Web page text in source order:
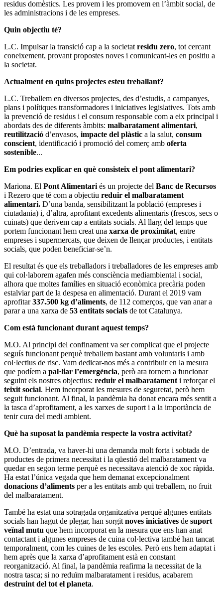
residus domèstics. Les provem i les promovem en l’àmbit social, de
les administracions i de les empreses.
Quin objectiu té?
L.C. Impulsar la transició cap a la societatresidu zero, tot cercant
coneixement, provant propostes noves i comunicant-les en positiu a
la societat.
Actualment en quins projectes esteu treballant?
L.C. Treballem en diversos projectes, des d’estudis, a campanyes,
plans i polítiques transformadores i iniciatives legislatives. Tots amb
la prevenció de residus i el consum responsable com a eix principal i
abordats des de diferents àmbits: malbaratament alimentari,
reutilització d’envasos, impacte del plàstic a la salut, consum
conscient, identificació i promoció del comerç amb oferta
sostenible...
Em podries explicar en què consisteix el pont alimentari?
Mariona. El Pont Alimentariés un projecte del Banc de Recursos
i Rezero que té com a objectiu reduir el malbaratament
alimentari. D’una banda, sensibilitzant la població (empreses i
ciutadania) i, d’altra, aprofitant excedents alimentaris (frescos, secs o
cuinats) que derivem cap a entitats socials. Al llarg del temps que
portem funcionant hem creat una xarxa de proximitat, entre
empreses i supermercats, que deixen de llençar productes, i entitats
socials, que poden beneficiar-se’n.
El resultat és que els treballadors i treballadores de les empreses amb
qui col·laborem agafen més consciència mediambiental i social,
alhora que moltes famílies en situació econòmica precària poden
estalviar part de la despesa en alimentació. Durant el 2019 vam
aprofitar337.500 kg d’aliments, de 112 comerços, que van anar a
parar a una xarxa de 53 entitats socials de tot Catalunya.
Com està funcionant durant aquest temps?
M.O. Al principi del confinament va ser complicat que el projecte
seguís funcionant perquè treballem bastant amb voluntaris i amb
col·lectius de risc. Vam dedicar-nos més a contribuir en la mesura
que podíem a pal·liar l’emergència, però ara tornem a funcionar
seguint els nostres objectius: reduir el malbaratamenti reforçar el
teixit social. Hem incorporat les mesures de seguretat, però hem
seguit funcionant. Al final, la pandèmia ha donat encara més sentit a
la tasca d’aprofitament, a les xarxes de suport i a la importància de
tenir cura del medi ambient.
Què ha suposat la pandèmia respecte la vostra activitat?
M.O. D’entrada, va haver-hi una demanda molt forta i sobtada de
productes de primera necessitat i la qüestió del malbaratament va
quedar en segon terme perquè es necessitava atenció de xoc ràpida.
Ha estat l’única vegada que hem demanat excepcionalment
donacions d’aliments per a les entitats amb qui treballem, no fruit
del malbaratament.
També ha estat una sotragada organitzativa perquè algunes entitats
socials han hagut de plegar, han sorgitnoves iniciatives de suport
veïnal mutu que hem incorporat en la mesura que ens han anat
contactant i algunes empreses de cuina col·lectiva també han tancat
temporalment, com les cuines de les escoles. Però ens hem adaptat i
hem après que la xarxa d’aprofitament està en constant
reorganització. Al final, la pandèmia reafirma la necessitat de la
nostra tasca; si no reduïm malbaratament i residus, acabarem
destruint del tot el planeta.